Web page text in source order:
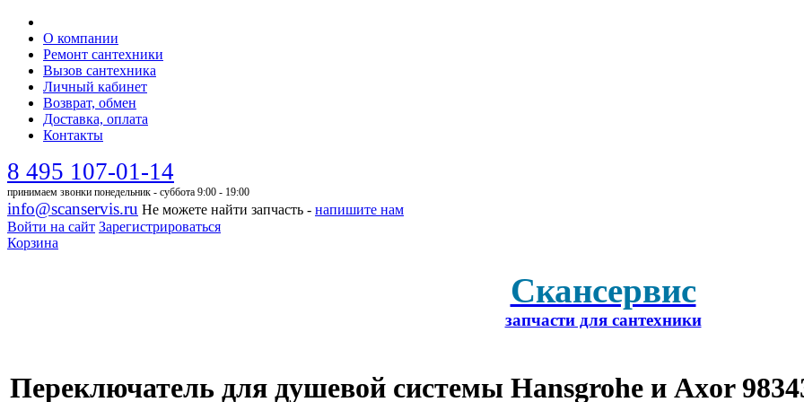
О компании
Ремонт сантехники
Вызов сантехника
Личный кабинет
Возврат, обмен
Доставка, оплата
Контакты
8 495 107-01-14
принимаем звонки понедельник - суббота 9:00 - 19:00
info@scanservis.ru Не можете найти запчасть - напишите нам
Войти на сайт Зарегистрироваться
Корзина
Скансервис
запчасти для сантехники
Переключатель для душевой системы Hansgrohe и Axor